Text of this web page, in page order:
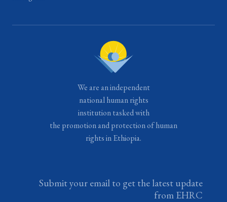
We are an independent
national human rights
institution tasked with
the promotion and protection of human
rights in Ethiopia.
Submit your email to get the latest update
from EHRC